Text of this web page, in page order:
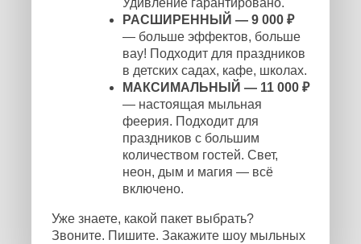
РАСШИРЕННЫЙ — 9 000 ₽
— больше эффектов, больше
вау! Подходит для праздников
в детских садах, кафе, школах.
МАКСИМАЛЬНЫЙ — 11 000 ₽
— настоящая мыльная
феерия. Подходит для
праздников с большим
количеством гостей. Свет,
неон, дым и магия — всё
включено.
Уже знаете, какой пакет выбрать?
Звоните. Пишите. Закажите шоу мыльных